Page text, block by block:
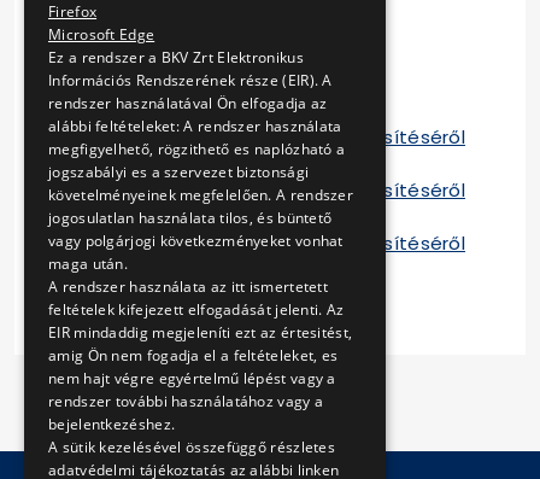
Részvételi dokumentáció
Részvételi felhívás mellékletei
Visszaigazoló adatlap
Szerződés
Tájékoztató a szerződés teljesítéséről
2012
Tájékoztató a szerződés teljesítéséről
2013
Tájékoztató a szerződés teljesítéséről
B 2014
Firefox
Microsoft Edge
Ez a rendszer a BKV Zrt Elektronikus
Információs Rendszerének része (EIR). A
rendszer használatával Ön elfogadja az
alábbi feltételeket: A rendszer használata
megfigyelhető, rögzithető es naplózható a
jogszabályi es a szervezet biztonsági
követelményeinek megfelelően. A rendszer
jogosulatlan használata tilos, és büntető
vagy polgárjogi következményeket vonhat
maga után.
A rendszer használata az itt ismertetett
feltételek kifejezett elfogadását jelenti. Az
EIR mindaddig megjeleníti ezt az értesitést,
amig Ön nem fogadja el a feltételeket, es
nem hajt végre egyértelmű lépést vagy a
rendszer további használatához vagy a
bejelentkezéshez.
A sütik kezelésével összefüggő részletes
adatvédelmi tájékoztatás az alábbi linken